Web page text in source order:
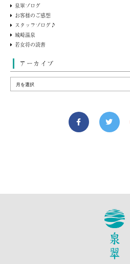
泉翠ブログ
お客様のご感想
スタッフブログ♪
城崎温泉
若女将の読書
アーカイブ